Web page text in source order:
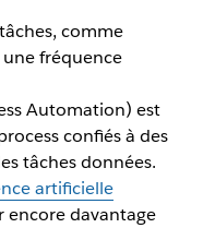
comme
une fréquence
Automation) est
confiés à des
tâches données.
artificielle
encore davantage